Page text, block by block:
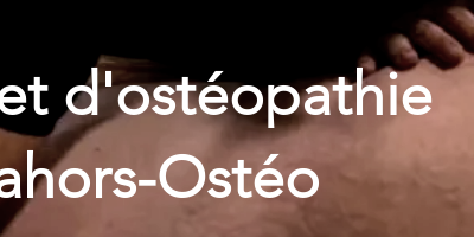
d'ostéopathie
Ostéo